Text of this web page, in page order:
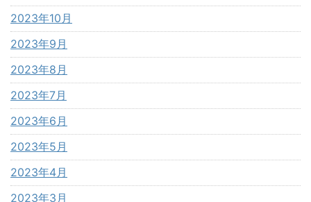
2023年10月
2023年9月
2023年8月
2023年7月
2023年6月
2023年5月
2023年4月
2023年3月